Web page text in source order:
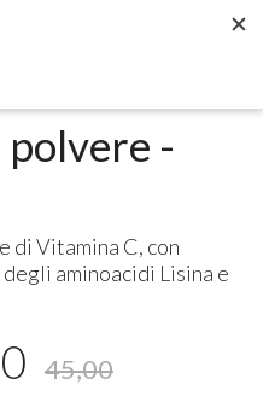
-
di Vitamina C, con
aminoacidi Lisina e
45,00